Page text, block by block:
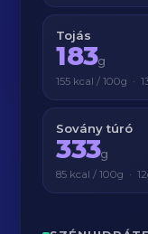
Tojás
183g
155 kcal / 100g ·
Sovány túró
333g
85 kcal / 100g ·